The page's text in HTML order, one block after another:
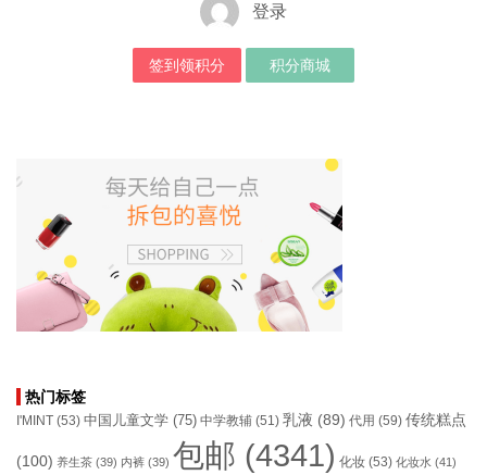
登录
签到领积分 积分商城
热门标签
I'MINT (53) 中国儿童文学 (75) 中学教辅 (51) 乳液 (89) 代用 (59) 传统糕点
(100) 养生茶 (39) 内裤 (39) 包邮 (4341) 化妆 (53) 化妆水 (41)